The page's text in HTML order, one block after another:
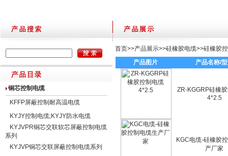
铜芯控制电缆
KFFP屏蔽控制耐高温电缆
KYJY控制电缆;KYJY防水电缆
KYJVPR铜芯交联软芯屏蔽控制电缆
系列
KYJVP铜芯交联屏蔽控制电缆系列
首页>>产品展示>>硅橡胶电缆>>硅橡胶
产品图片
产品名称/
ZR-KGGRP硅橡
4*2.5
KGC电缆-硅橡胶
产厂家